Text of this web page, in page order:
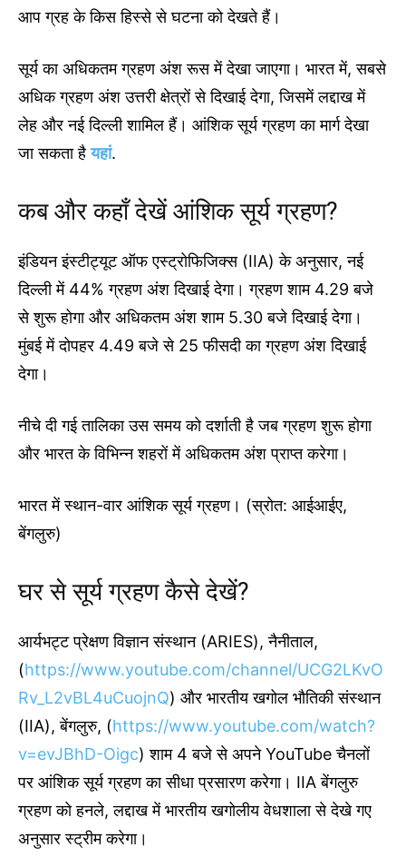
आप ग्रह के किस हिस्से से घटना को देखते हैं।
सूर्य का अधिकतम ग्रहण अंश रूस में देखा जाएगा। भारत में, सबसे
अधिक ग्रहण अंश उत्तरी क्षेत्रों से दिखाई देगा, जिसमें लद्दाख में
लेह और नई दिल्ली शामिल हैं। आंशिक सूर्य ग्रहण का मार्ग देखा
जा सकता हैयहां.
कब और कहाँ देखें आंशिक सूर्य ग्रहण?
इंडियन इंस्टीट्यूट ऑफ एस्ट्रोफिजिक्स (IIA) के अनुसार, नई
दिल्ली में 44% ग्रहण अंश दिखाई देगा। ग्रहण शाम 4.29 बजे
से शुरू होगा और अधिकतम अंश शाम 5.30 बजे दिखाई देगा।
मुंबई में दोपहर 4.49 बजे से 25 फीसदी का ग्रहण अंश दिखाई
देगा।
नीचे दी गई तालिका उस समय को दर्शाती है जब ग्रहण शुरू होगा
और भारत के विभिन्न शहरों में अधिकतम अंश प्राप्त करेगा।
भारत में स्थान-वार आंशिक सूर्य ग्रहण। (स्रोत: आईआईए,
बेंगलुरु)
घर से सूर्य ग्रहण कैसे देखें?
आर्यभट्ट प्रेक्षण विज्ञान संस्थान (ARIES), नैनीताल,
(https://www.youtube.com/channel/UCG2LKvO
Rv_L2vBL4uCuojnQ) और भारतीय खगोल भौतिकी संस्थान
(IIA), बेंगलुरु, (https://www.youtube.com/watch?
v=evJBhD-Oigc) शाम 4 बजे से अपने YouTube चैनलों
पर आंशिक सूर्य ग्रहण का सीधा प्रसारण करेगा। IIA बेंगलुरु
ग्रहण को हनले, लद्दाख में भारतीय खगोलीय वेधशाला से देखे गए
अनुसार स्ट्रीम करेगा।